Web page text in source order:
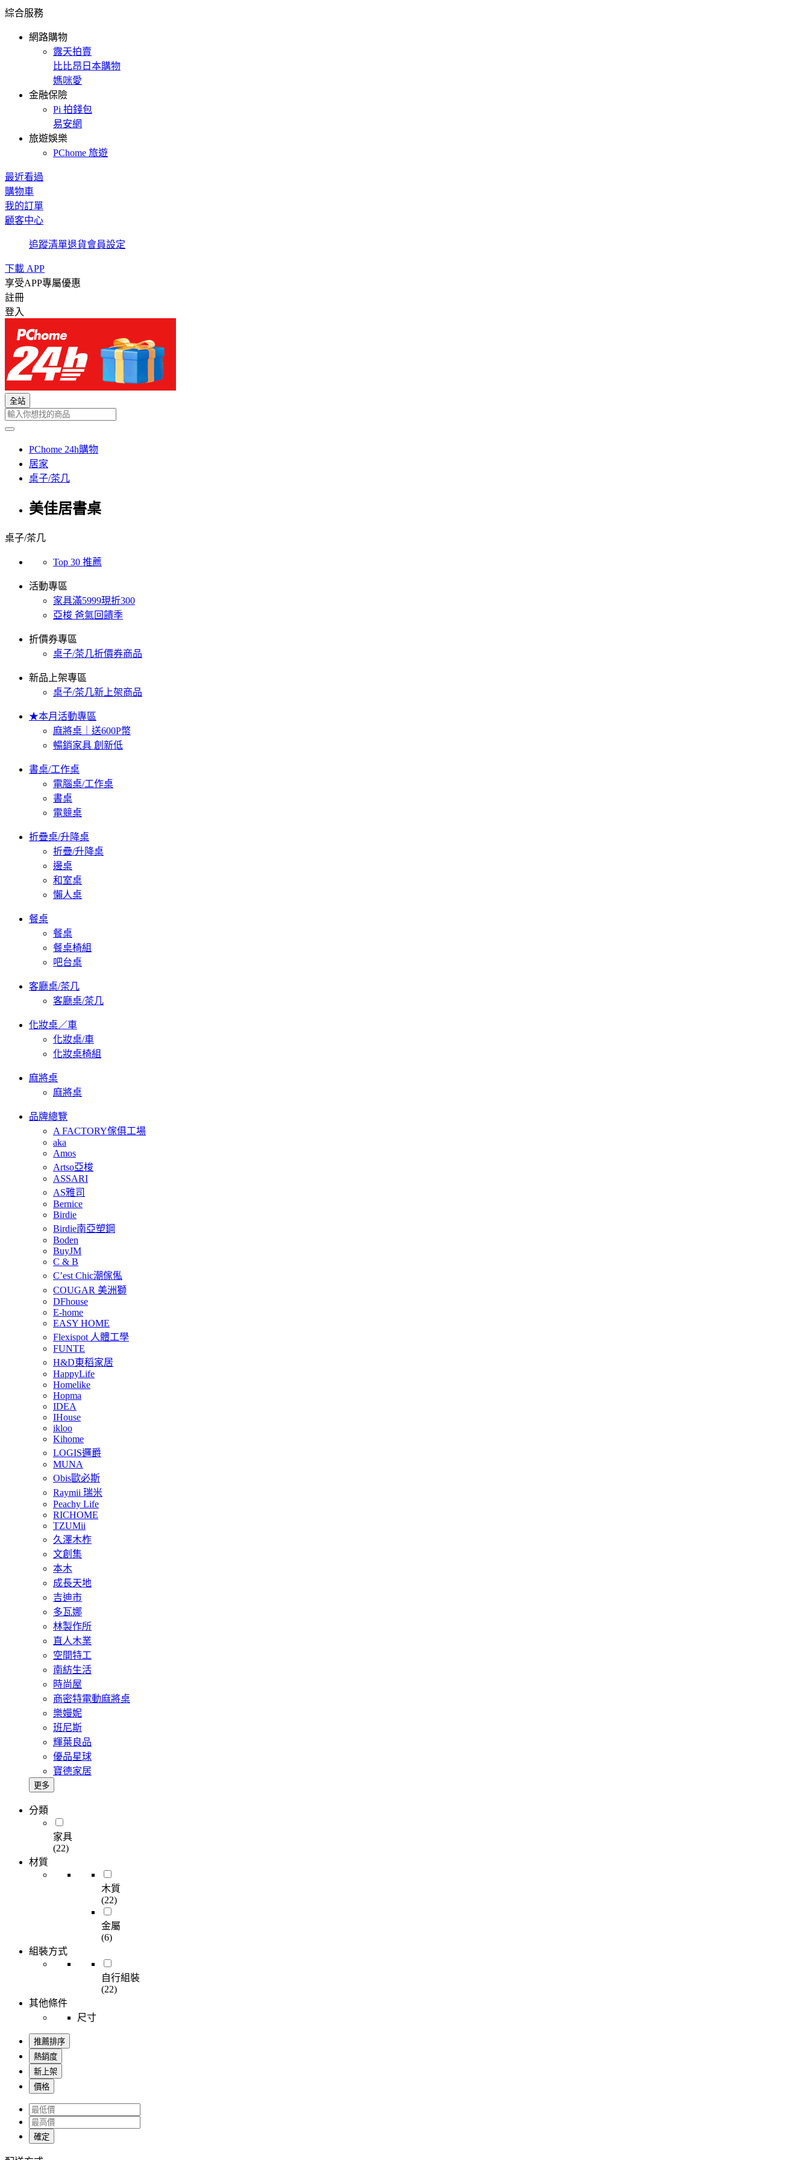
綜合服務
網路購物
露天拍賣
比比昂日本購物
媽咪愛
金融保險
Pi 拍錢包
易安網
旅遊娛樂
PChome 旅遊
最近看過
購物車
我的訂單
顧客中心
追蹤清單退貨會員設定
下載 APP
享受APP專屬優惠
註冊
登入
全站
PChome 24h購物
居家
桌子/茶几
美佳居書桌
桌子/茶几
Top 30 推薦
活動專區
家具滿5999現折300
亞梭 爸氣回饋季
折價券專區
桌子/茶几折價券商品
新品上架專區
桌子/茶几新上架商品
★本月活動專區
麻將桌｜送600P幣
暢銷家具 創新低
書桌/工作桌
電腦桌/工作桌
書桌
電競桌
折疊桌/升降桌
折疊/升降桌
邊桌
和室桌
懶人桌
餐桌
餐桌
餐桌椅組
吧台桌
客廳桌/茶几
客廳桌/茶几
化妝桌／車
化妝桌/車
化妝桌椅組
麻將桌
麻將桌
品牌總覽
A FACTORY傢俱工場
aka
Amos
Artso亞梭
ASSARI
AS雅司
Bernice
Birdie
Birdie南亞塑鋼
Boden
BuyJM
C & B
C’est Chic潮傢俬
COUGAR 美洲獅
DFhouse
E-home
EASY HOME
Flexispot 人體工學
FUNTE
H&D東稻家居
HappyLife
Homelike
Hopma
IDEA
IHouse
ikloo
Kihome
LOGIS邏爵
MUNA
Obis歐必斯
Raymii 瑞米
Peachy Life
RICHOME
TZUMii
久澤木柞
文創集
本木
成長天地
吉迪市
多瓦娜
林製作所
直人木業
空間特工
南紡生活
時尚屋
商密特電動麻將桌
樂嫚妮
班尼斯
輝葉良品
優品星球
寶德家居
更多
分類
家具
(22)
材質
木質
(22)
金屬
(6)
組裝方式
自行組裝
(22)
其他條件
尺寸
推薦排序
熱銷度
新上架
價格
確定